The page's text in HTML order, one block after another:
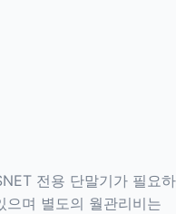
전용 단말기가 필요
으며 별도의 월관리비는